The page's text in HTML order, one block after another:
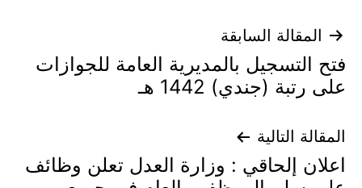
تصفّح
المقالات
المقالة السابقة
فتح التسجيل بالمديرية العامة للجوازات
على رتبة (جندي) 1442 هـ
المقالة التالية
اعلان إلحاقي : وزارة العدل تعلن وظائف